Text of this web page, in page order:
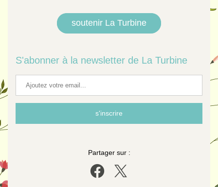
soutenir La Turbine
S'abonner à la newsletter de La Turbine
s'inscrire
Partager sur :